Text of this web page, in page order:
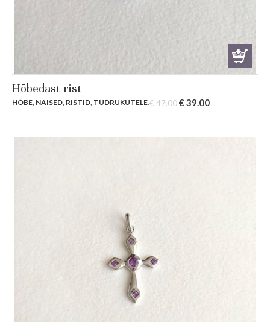
Hõbedast rist
HÕBE NAISED RISTID TÜDRUKUTELE.€47.00Original
€ 39.00Current